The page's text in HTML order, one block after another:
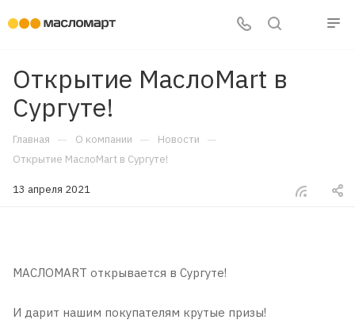
Открытие МаслоMart в
Сургуте!
Главная — О компании — Новости —
Открытие МаслоMart в Сургуте!
13 апреля 2021
МАСЛОMART открывается в Сургуте!
И дарит нашим покупателям крутые призы!